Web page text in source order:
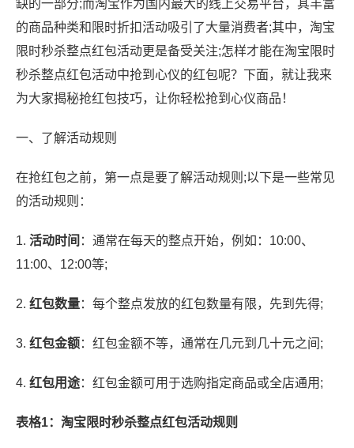
缺的一部分;而淘宝作为国内最大的线上交易平台，其丰富
的商品种类和限时折扣活动吸引了大量消费者;其中，淘宝
限时秒杀整点红包活动更是备受关注;怎样才能在淘宝限时
秒杀整点红包活动中抢到心仪的红包呢？下面，就让我来
为大家揭秘抢红包技巧，让你轻松抢到心仪商品！
一、了解活动规则
在抢红包之前，第一点是要了解活动规则;以下是一些常见
的活动规则：
1. 活动时间 ：通常在每天的整点开始，例如：10:00、
11:00、12:00等;
2. 红包数量：每个整点发放的红包数量有限，先到先得;
3. 红包金额：红包金额不等，通常在几元到几十元之间;
4. 红包用途：红包金额可用于选购指定商品或全店通用;
表格1：淘宝限时秒杀整点红包活动规则